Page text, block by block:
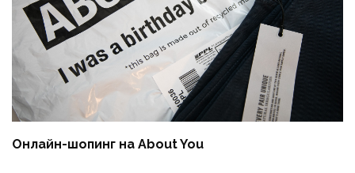
Онлайн-шопинг на About You